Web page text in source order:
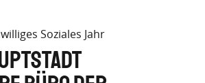
Soziales Jahr